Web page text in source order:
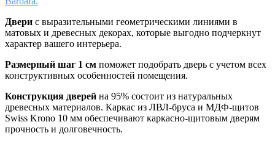
Двери с выразительными геометрическими линиями в
матовых и древесных декорах, которые выгодно подчеркнут
характер вашего интерьера.
Размерный шаг 1 см поможет подобрать дверь с учетом всех
конструктивных особенностей помещения.
Конструкция дверей на 95% состоит из натуральных
древесных материалов. Каркас из ЛВЛ-бруса и МДФ-щитов
Swiss Krono 10 мм обеспечивают каркасно-щитовым дверям
прочность и долговечность.